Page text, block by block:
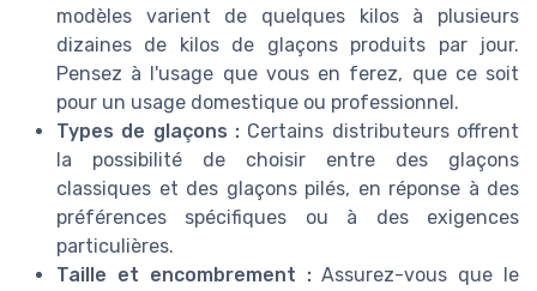
modèles varient de quelques kilos à plusieurs
dizaines de kilos de glaçons produits par jour.
Pensez à l'usage que vous en ferez, que ce soit
pour un usage domestique ou professionnel.
Types de glaçons : Certains distributeurs offrent
la possibilité de choisir entre des glaçons
classiques et des glaçons pilés, en réponse à des
préférences spécifiques ou à des exigences
particulières.
Taille et encombrement :Assurez-vous que le